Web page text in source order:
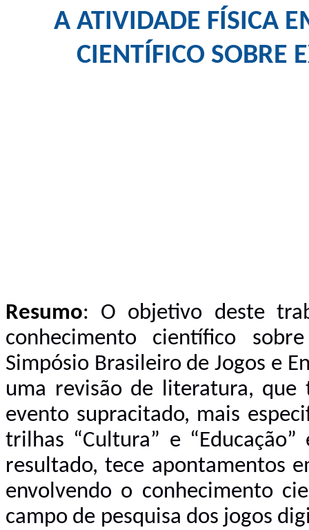
A ATIVIDADE FÍSICA
CIENTÍFICO SOBRE
Resumo: O objetivo deste
conhecimento científico
Simpósio Brasileiro de Jogos e
uma revisão de literatura, que
evento supracitado, mais
trilhas “Cultura” e
resultado, tece apontamentos
envolvendo o conhecimento
campo de pesquisa dos jogos